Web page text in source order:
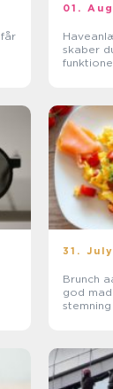
01.
skaber
31.
Brunch
god
stemning